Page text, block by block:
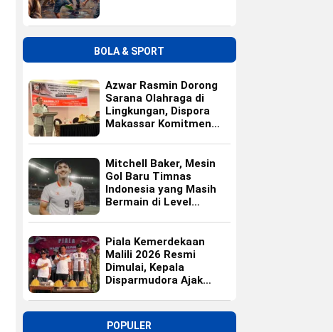
BOLA & SPORT
Azwar Rasmin Dorong
Sarana Olahraga di
Lingkungan, Dispora
Makassar Komitmen
Mitchell Baker, Mesin
Gol Baru Timnas
Indonesia yang Masih
Bermain di Level
Piala Kemerdekaan
Malili 2026 Resmi
Dimulai, Kepala
Disparmudora Ajak
POPULER